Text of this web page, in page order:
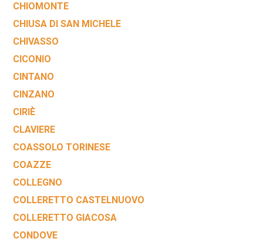
CHIOMONTE
CHIUSA DI SAN MICHELE
CHIVASSO
CICONIO
CINTANO
CINZANO
CIRIÈ
CLAVIERE
COASSOLO TORINESE
COAZZE
COLLEGNO
COLLERETTO CASTELNUOVO
COLLERETTO GIACOSA
CONDOVE